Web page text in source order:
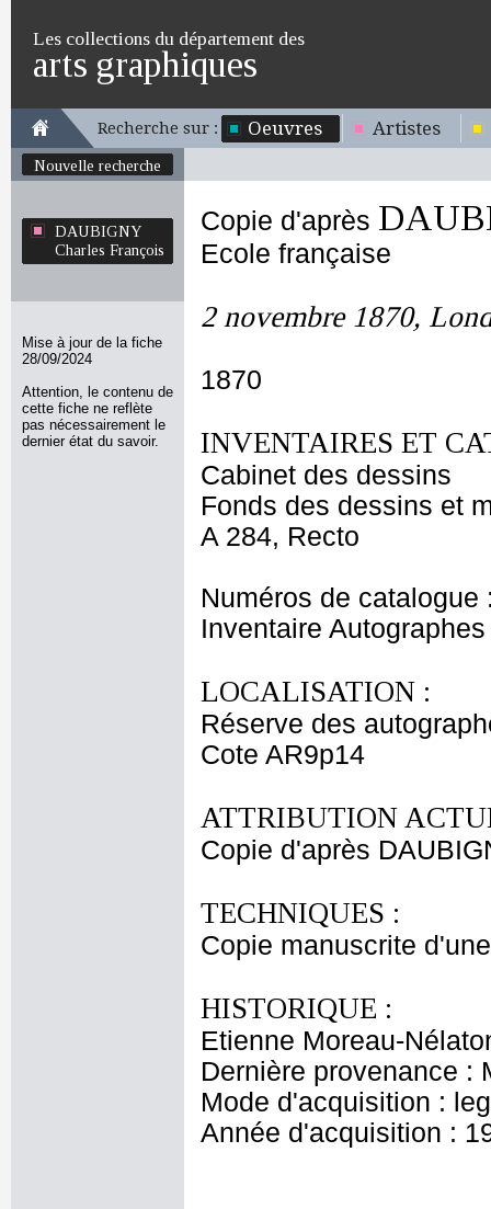
Les collections du département des
arts graphiques
Recherche sur : Oeuvres Artistes
Nouvelle recherche
DAUBIGNY
Charles François
Mise à jour de la fiche
28/09/2024
Attention, le contenu de
cette fiche ne reflète
pas nécessairement le
dernier état du savoir.
Copie d'après
Ecole française
2 novembre 1870,
1870
INVENTAIRES ET
Cabinet des dessins
Fonds des dessins et
A 284, Recto
Numéros de catalogue
Inventaire
LOCALISATION :
Réserve des
Cote AR9p14
ATTRIBUTION
Copie d'après
TECHNIQUES :
Copie manuscrite
HISTORIQUE :
Etienne Moreau-
Dernière provenance :
Mode d'acquisition :
Année d'acquisition :